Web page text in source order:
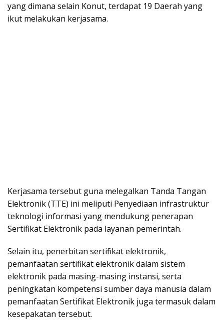
yang dimana selain Konut, terdapat 19 Daerah yang
ikut melakukan kerjasama.
Kerjasama tersebut guna melegalkan Tanda Tangan
Elektronik (TTE) ini meliputi Penyediaan infrastruktur
teknologi informasi yang mendukung penerapan
Sertifikat Elektronik pada layanan pemerintah.
Selain itu, penerbitan sertifikat elektronik,
pemanfaatan sertifikat elektronik dalam sistem
elektronik pada masing-masing instansi, serta
peningkatan kompetensi sumber daya manusia dalam
pemanfaatan Sertifikat Elektronik juga termasuk dalam
kesepakatan tersebut.